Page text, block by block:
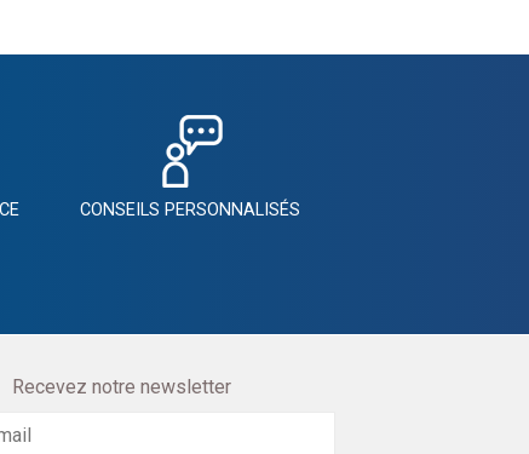
CONSEILS PERSONNALISÉS
Recevez notre newsletter